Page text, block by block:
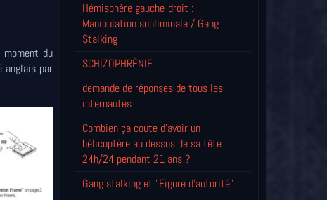
du
anglais par
Hémisphère gauche-droit :
Manipulation subliminale / Gang
Stalking
SCHIZOPHRÈNIE
demande de réponses de tous les
internautes
Combien ça coute d'avoir un
hélicoptère au dessus de sa tête
24h/24 pendant 21 ans ?
Gang stalking et "Figure d'autorité"